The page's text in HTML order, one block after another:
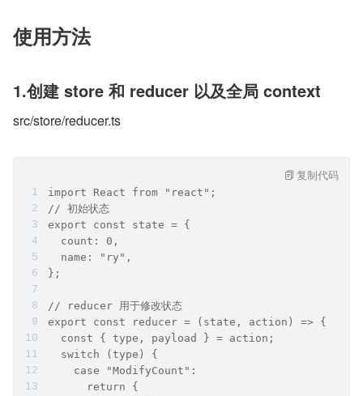
使用方法
1.创建 store 和 reducer 以及全局 context
src/store/reducer.ts
import React from "react";
// 初始状态
export const state = {
  count: 0,
  name: "ry",
};
// reducer 用于修改状态
export const reducer = (state, action) => {
  const { type, payload } = action;
  switch (type) {
    case "ModifyCount":
      return {
复制代码